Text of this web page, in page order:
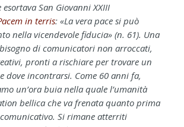
San Giovanni XXIII
in terris: «La vera pace si può
nella vicendevole fiducia» (n. 61). Una
di comunicatori non arroccati,
pronti a rischiare per trovare un
dove incontrarsi. Come 60 anni fa,
un’ora buia nella quale l’umanità
bellica che va frenata quanto prima
Si rimane atterriti